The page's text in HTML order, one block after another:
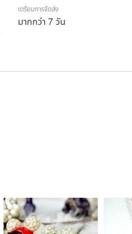
เตรียมการจัดส่ง
มากกว่า 7 วัน